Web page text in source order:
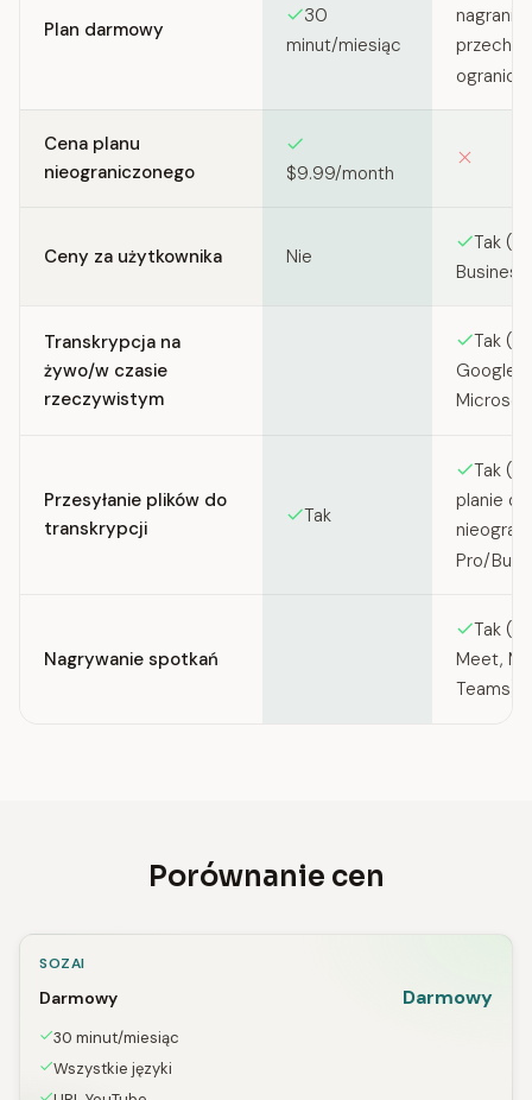
Plan darmowy
30
minut/miesiąc
Cena planu
nieograniczonego
$9.99/month
Ceny za użytkownika Nie
Tak
Transkrypcja na
żywo/w czasie
rzeczywistym
Tak
Google
Przesyłanie plików do
transkrypcji
Tak
Tak (5
planie
Pro/
Nagrywanie spotkań
Tak
Meet,
Teams)
Porównanie cen
SOZAI
Darmowy Darmowy
30 minut/miesiąc
Wszystkie języki